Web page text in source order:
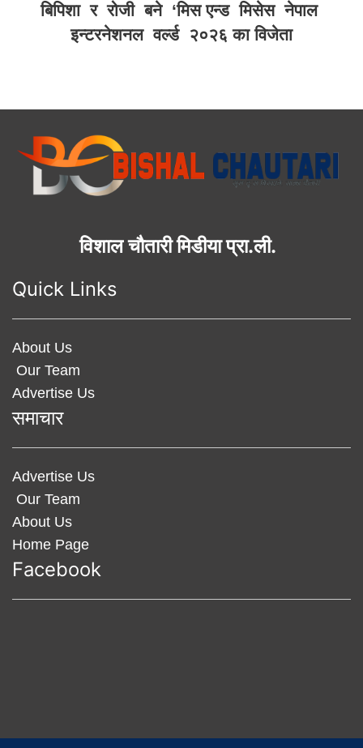
बिपिशा र रोजी बने ‘मिस एन्ड मिसेस नेपाल
इन्टरनेशनल वर्ल्ड २०२६ का विजेता
विशाल चौतारी मिडीया प्रा.ली.
Quick Links
About Us
Our Team
Advertise Us
समाचार
Advertise Us
Our Team
About Us
Home Page
Facebook